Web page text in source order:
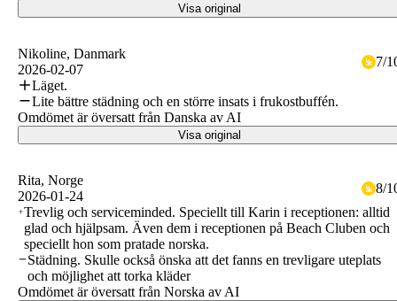
Visa original
Nikoline, Danmark
2026-02-07
7/
Läget.
Lite bättre städning och en större insats i frukostbuffén.
Omdömet är översatt från Danska av AI
Visa original
Rita, Norge
2026-01-24
8/
Trevlig och serviceminded. Speciellt till Karin i receptionen: alltid
glad och hjälpsam. Även dem i receptionen på Beach Cluben och
speciellt hon som pratade norska.
Städning. Skulle också önska att det fanns en trevligare uteplats
och möjlighet att torka kläder
Omdömet är översatt från Norska av AI